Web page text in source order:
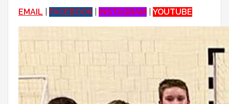
EMAIL FACEBOOK INSTAGRAM YOUTUBE